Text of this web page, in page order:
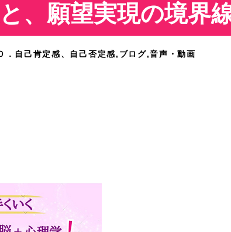
、願望実現の境界
．自己肯定感、自己否定感,ブログ,音声・動画